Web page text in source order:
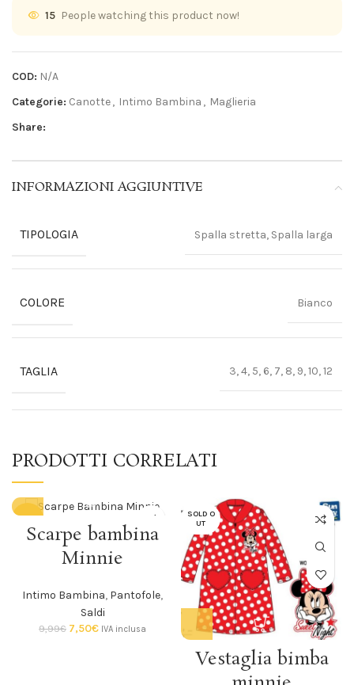
15 People watching this product now!
COD: N/A
Categorie: Canotte, Intimo Bambina , Maglieria
Share:
INFORMAZIONI AGGIUNTIVE
TIPOLOGIA Spalla stretta, Spalla larga
COLORE Bianco
TAGLIA 3, 4, 5, 6, 7, 8, 9, 10, 12
PRODOTTI CORRELATI
Scarpe bambina
Minnie
Intimo Bambina, Pantofole,
Saldi
9,99€ 7,50€ IVA inclusa
SOLD O
UT
Vestaglia bimba